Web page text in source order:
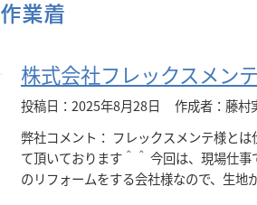
作業着
株式会社フレックスメン
投稿日：2025年8月28日
作成者：藤村
弊社コメント： フレックスメンテ様と
て頂いております＾＾ 今回は、現場仕
のリフォームをする会社様なので、生